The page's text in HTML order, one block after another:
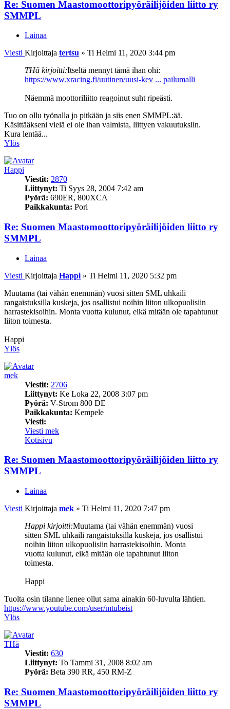
Re: Suomen Maastomoottoripyöräilijöiden liitto ry
SMMPL
Lainaa
Viesti Kirjoittaja tertsu » Ti Helmi 11, 2020 3:44 pm
THä kirjoitti:Itseltä mennyt tämä ihan ohi:
https://www.xracing.fi/uutinen/uusi-kev ... pailumalli
Näemmä moottoriliitto reagoinut suht ripeästi.
Tuo on ollu työnalla jo pitkään ja siis enen SMMPL:ää.
Käsittääkseni vielä ei ole ihan valmista, liittyen vakuutuksiin.
Kura lentää...
Ylös
Happi
Viestit: 2870
Liittynyt: Ti Syys 28, 2004 7:42 am
Pyörä: 690ER, 800XCA
Paikkakunta: Pori
Re: Suomen Maastomoottoripyöräilijöiden liitto ry
SMMPL
Lainaa
Viesti Kirjoittaja Happi » Ti Helmi 11, 2020 5:32 pm
Muutama (tai vähän enemmän) vuosi sitten SML uhkaili
rangaistuksilla kuskeja, jos osallistui noihin liiton ulkopuolisiin
harrastekisoihin. Monta vuotta kulunut, eikä mitään ole tapahtunut
liiton toimesta.
Happi
Ylös
mek
Viestit: 2706
Liittynyt: Ke Loka 22, 2008 3:07 pm
Pyörä: V-Strom 800 DE
Paikkakunta: Kempele
Viesti:
Viesti mek
Kotisivu
Re: Suomen Maastomoottoripyöräilijöiden liitto ry
SMMPL
Lainaa
Viesti Kirjoittaja mek » Ti Helmi 11, 2020 7:47 pm
Happi kirjoitti:Muutama (tai vähän enemmän) vuosi
sitten SML uhkaili rangaistuksilla kuskeja, jos osallistui
noihin liiton ulkopuolisiin harrastekisoihin. Monta
vuotta kulunut, eikä mitään ole tapahtunut liiton
toimesta.
Happi
Tuolta osin tilanne lienee ollut sama ainakin 60-luvulta lähtien.
https://www.youtube.com/user/mtubeist
Ylös
THä
Viestit: 630
Liittynyt: To Tammi 31, 2008 8:02 am
Pyörä: Beta 390 RR, 450 RM-Z
Re: Suomen Maastomoottoripyöräilijöiden liitto ry
SMMPL